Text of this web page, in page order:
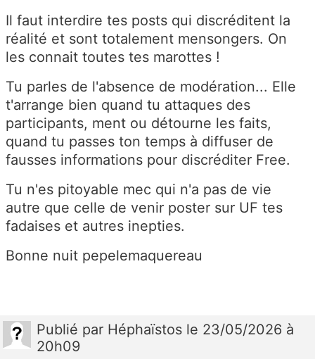
Il faut interdire tes posts qui discréditent la
réalité et sont totalement mensongers. On
les connait toutes tes marottes !
Tu parles de l'absence de modération... Elle
t'arrange bien quand tu attaques des
participants, ment ou détourne les faits,
quand tu passes ton temps à diffuser de
fausses informations pour discréditer Free.
Tu n'es pitoyable mec qui n'a pas de vie
autre que celle de venir poster sur UF tes
fadaises et autres inepties.
Bonne nuit pepelemaquereau
Publié par Héphaïstos le 23/05/2026 à
20h09